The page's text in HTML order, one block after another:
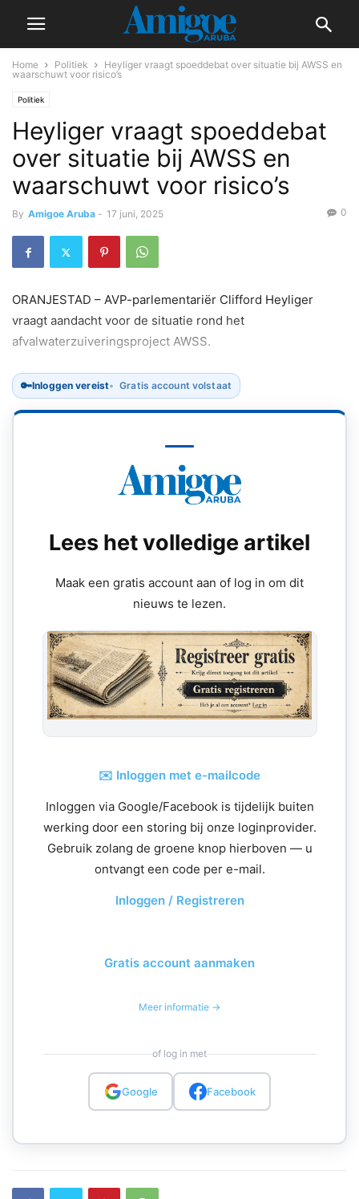
Home Politiek
Heyliger vraagt spoeddebat over situatie bij AWSS en
waarschuwt voor risico’s
Politiek
Heyliger vraagt spoeddebat
over situatie bij AWSS en
waarschuwt voor risico’s
By Amigoe Aruba - 17 juni, 2025 0
ORANJESTAD – AVP-parlementariër Clifford Heyliger
vraagt aandacht voor de situatie rond het
afvalwaterzuiveringsproject AWSS.
🔑Inloggen vereist Gratis account volstaat
Lees het volledige artikel
Maak een gratis account aan of log in om dit
nieuws te lezen.
✉️ Inloggen met e-mailcode
Inloggen via Google/Facebook is tijdelijk buiten
werking door een storing bij onze loginprovider.
Gebruik zolang de groene knop hierboven — u
ontvangt een code per e-mail.
Inloggen / Registreren
Gratis account aanmaken
Meer informatie →
of log in met
Google Facebook